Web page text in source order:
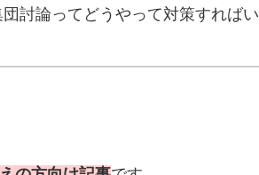
討論ってどうやって対策すればい